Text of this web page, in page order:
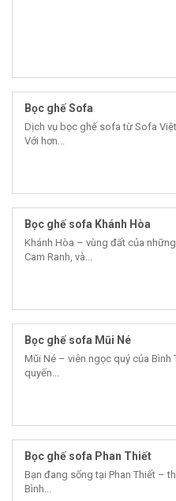
Bọc ghế Sofa
Dịch vụ bọc ghế sofa từ Sofa
Với hơn...
Bọc ghế sofa Khánh Hòa
Khánh Hòa – vùng đất của
Cam Ranh, và...
Bọc ghế sofa Mũi Né
Mũi Né – viên ngọc quý của Bình
quyến...
Bọc ghế sofa Phan Thiết
Bạn đang sống tại Phan Thiết –
Bình...